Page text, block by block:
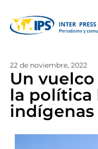
22 de noviembre, 2022
Un
la política
indígenas